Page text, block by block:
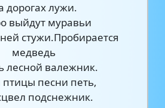
дорогах лужи.
выйдут муравьи
стужи.Пробирается
медведь
лесной валежник.
птицы песни петь,
подснежник.